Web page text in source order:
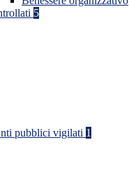
5
pubblici vigilati 1